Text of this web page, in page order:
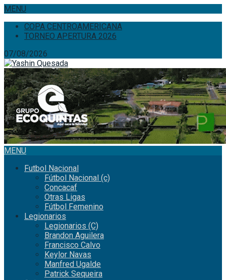
MENU
COPA CENTROAMERICANA
TORNEO APERTURA 2026
07/08/2026
MENU
Futbol Nacional
Fútbol Nacional (c)
Concacaf
Otras Ligas
Fútbol Femenino
Legionarios
Legionarios (C)
Brandon Aguilera
Francisco Calvo
Keylor Navas
Manfred Ugalde
Patrick Sequeira